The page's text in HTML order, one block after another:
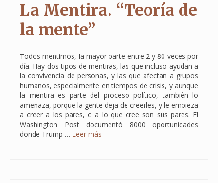
La Mentira. “Teoría de
la mente”
Todos mentimos, la mayor parte entre 2 y 80 veces por
día. Hay dos tipos de mentiras, las que incluso ayudan a
la convivencia de personas, y las que afectan a grupos
humanos, especialmente en tiempos de crisis, y aunque
la mentira es parte del proceso político, también lo
amenaza, porque la gente deja de creerles, y le empieza
a creer a los pares, o a lo que cree son sus pares. El
Washington Post documentó 8000 oportunidades
donde Trump … Leer más